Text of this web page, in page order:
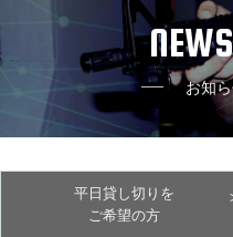
お知
平日貸し切りを
ご希望の方